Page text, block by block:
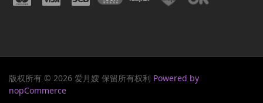
版权所有 © 2026 爱月嫂 保留所有权利 Powered by
nopCommerce